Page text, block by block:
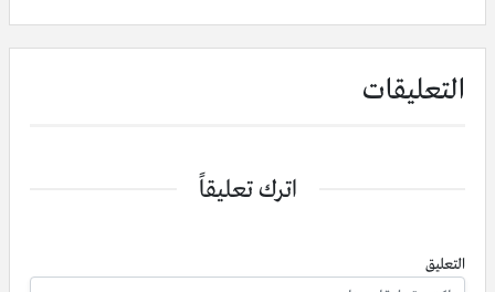
التعليقات
اترك تعليقاً
التعليق